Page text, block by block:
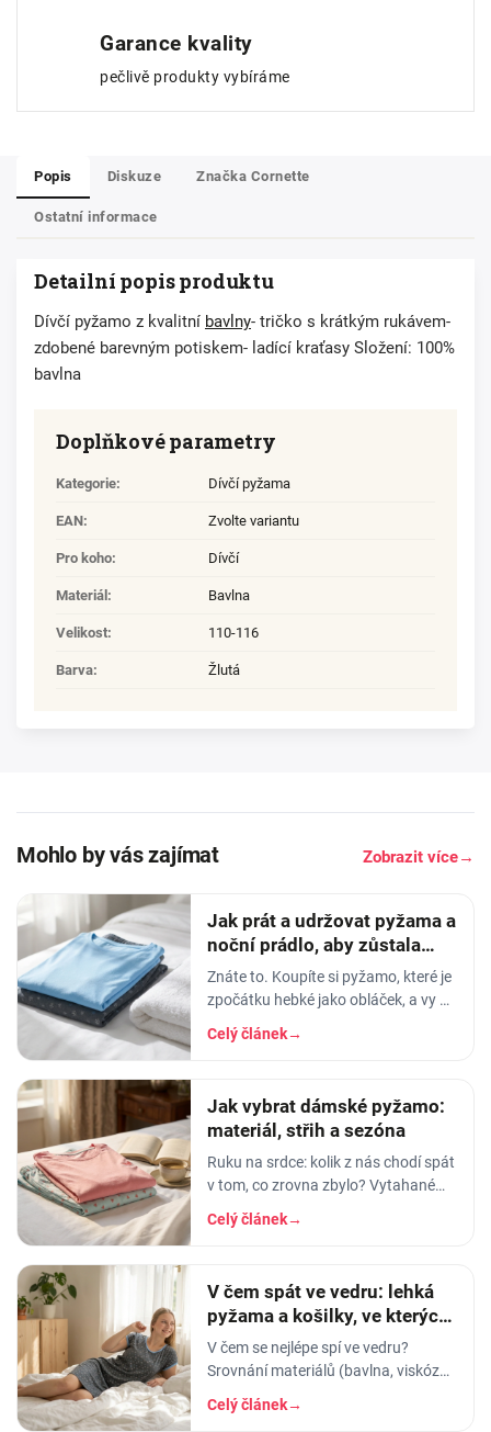
Garance kvality
pečlivě produkty vybíráme
Popis Diskuze Značka Cornette
Ostatní informace
Detailní popis produktu
Dívčí pyžamo z kvalitní bavlny- tričko s krátkým rukávem-
zdobené barevným potiskem- ladící kraťasy Složení: 100%
bavlna
Doplňkové parametry
Kategorie: Dívčí pyžama
EAN: Zvolte variantu
Pro koho: Dívčí
Materiál : Bavlna
Velikost: 110-116
Barva: Žlutá
Mohlo by vás zajímat Zobrazit více→
Jak prát a udržovat pyžama a
noční prádlo, aby zůstala
měkká
Znáte to. Koupíte si pyžamo, které je
zpočátku hebké jako obláček, a vy v
něm usínáte s pocitem, že spíte v
luxusu. Po pár měsících praní z něj…
Celý článek→
Jak vybrat dámské pyžamo:
materiál, střih a sezóna
Ruku na srdce: kolik z nás chodí spát
v tom, co zrovna zbylo? Vytahané
tričko po manželovi, staré legíny,
jedna nohavice nahoře, druhá dole.
Celý článek→
V čem spát ve vedru: lehká
pyžama a košilky, ve kterých
se nezapaříte
V čem se nejlépe spí ve vedru?
Srovnání materiálů (bavlna, viskóza,
len, hedvábí) a tipy na lehká letní
pyžama a noční košilky, ve kterých
Celý článek→